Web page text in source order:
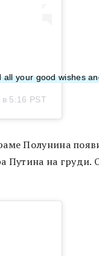
your good wishes
5:16 PST
Полунина
на груди.